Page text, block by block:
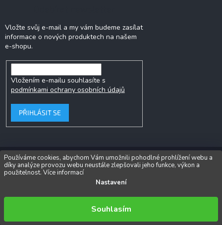
Používáme cookies, abychom Vám umožnili pohodlné prohlížení webu a
díky analýze provozu webu neustále zlepšovali jeho funkce, výkon a
použitelnost. Více informací
Nastavení
Souhlasím
Vložte svůj e-mail a my vám budeme zasílat
informace o nových produktech na našem
e-shopu.
Vložením e-mailu souhlasíte s
podmínkami ochrany osobních údajů
PŘIHLÁSIT SE
Copyright 2026Popkornovač.cz®. Všechna práva vyhrazena.Upravit
nastavení cookies
Vytvořil Shoptet